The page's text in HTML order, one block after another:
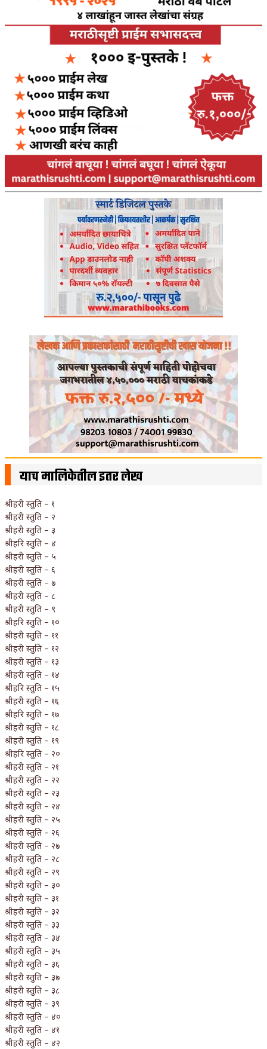
याच मालिकेतील इतर लेख
श्रीहरी स्तुति – १
श्रीहरी स्तुति – २
श्रीहरी स्तुति – ३
श्रीहरि स्तुति – ४
श्रीहरी स्तुति – ५
श्रीहरी स्तुति – ६
श्रीहरी स्तुति – ७
श्रीहरी स्तुति – ८
श्रीहरी स्तुति – ९
श्रीहरि स्तुति – १०
श्रीहरी स्तुति – ११
श्रीहरी स्तुति – १२
श्रीहरी स्तुति – १३
श्रीहरी स्तुति – १४
श्रीहरि स्तुति – १५
श्रीहरी स्तुति – १६
श्रीहरि स्तुति – १७
श्रीहरी स्तुति – १८
श्रीहरी स्तुति – १९
श्रीहरि स्तुति – २०
श्रीहरी स्तुति – २१
श्रीहरी स्तुति – २२
श्रीहरी स्तुति – २३
श्रीहरी स्तुति – २४
श्रीहरी स्तुति – २५
श्रीहरी स्तुति – २६
श्रीहरी स्तुति – २७
श्रीहरी स्तुति – २८
श्रीहरी स्तुति – २९
श्रीहरी स्तुति – ३०
श्रीहरी स्तुति – ३१
श्रीहरी स्तुति – ३२
श्रीहरी स्तुति – ३३
श्रीहरी स्तुति – ३४
श्रीहरी स्तुति – ३५
श्रीहरी स्तुति – ३६
श्रीहरी स्तुति – ३७
श्रीहरी स्तुति – ३८
श्रीहरी स्तुति – ३९
श्रीहरी स्तुति – ४०
श्रीहरी स्तुति – ४१
श्रीहरी स्तुति – ४२